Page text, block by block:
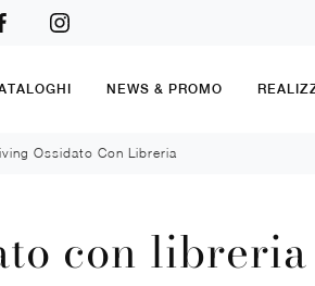
NEWS & PROMO
Ossidato Con Libreria
con